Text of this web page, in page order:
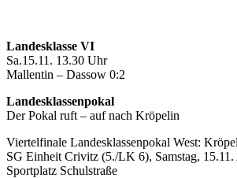
Landesklasse VI
Sa.15.11. 13.30 Uhr
Mallentin – Dassow 0:2
Landesklassenpokal
Der Pokal ruft – auf nach Kröpelin
Viertelfinale Landesklassenpokal West:
SG Einheit Crivitz (5./LK 6), Samstag,
Sportplatz Schulstraße